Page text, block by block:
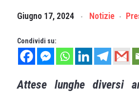
Giugno 17, 2024 Notizie
Condividi su:
Attese lunghe diversi